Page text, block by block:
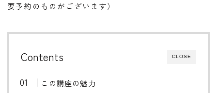
要予約のものがございます）
CLOSE
Contents
この講座の魅力